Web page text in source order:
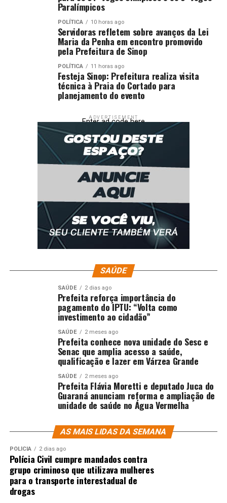
Paralímpicos
POLÍTICA 10 horas ago
Servidoras refletem sobre avanços da Lei
Maria da Penha em encontro promovido
pela Prefeitura de Sinop
POLÍTICA 11 horas ago
Festeja Sinop: Prefeitura realiza visita
técnica à Praia do Cortado para
planejamento do evento
ADVERTISEMENT
Enter ad code here
SAÚDE
SAÚDE 2 dias ago
Prefeita reforça importância do
pagamento do IPTU: “Volta como
investimento ao cidadão”
SAÚDE 2 meses ago
Prefeita conhece nova unidade do Sesc e
Senac que amplia acesso a saúde,
qualificação e lazer em Várzea Grande
SAÚDE 2 meses ago
Prefeita Flávia Moretti e deputado Juca do
Guaraná anunciam reforma e ampliação de
unidade de saúde no Água Vermelha
AS MAIS LIDAS DA SEMANA
POLÍCIA 2 dias ago
Polícia Civil cumpre mandados contra
grupo criminoso que utilizava mulheres
para o transporte interestadual de
drogas